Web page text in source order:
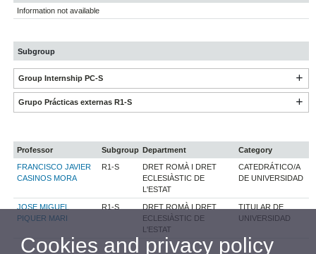
Information not available
Subgroup
Group Internship PC-S
Grupo Prácticas externas R1-S
Professor Subgroup Department
Category
FRANCISCO JAVIER
CASINOS MORA
R1-S
DRET ROMÀ I DRET
ECLESIÀSTIC DE
L'ESTAT
CATEDRÁTICO/A
DE UNIVERSIDAD
JOSE MIGUEL
PIQUER MARI
R1-S
DRET ROMÀ I DRET
ECLESIÀSTIC DE
L'ESTAT
TITULAR DE
UNIVERSIDAD
Cookies and privacy policy